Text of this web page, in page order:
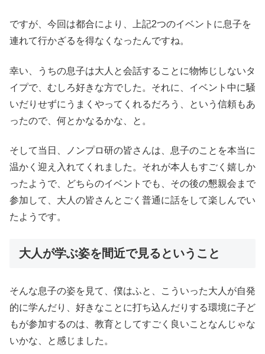
ですが、今回は都合により、上記2つのイベントに息子を
連れて行かざるを得なくなったんですね。
幸い、うちの息子は大人と会話することに物怖じしないタ
イプで、むしろ好きな方でした。それに、イベント中に騒
いだりせずにうまくやってくれるだろう、という信頼もあ
ったので、何とかなるかな、と。
そして当日、ノンプロ研の皆さんは、息子のことを本当に
温かく迎え入れてくれました。それが本人もすごく嬉しか
ったようで、どちらのイベントでも、その後の懇親会まで
参加して、大人の皆さんとごく普通に話をして楽しんでい
たようです。
大人が学ぶ姿を間近で見るということ
そんな息子の姿を見て、僕はふと、こういった⼤⼈が自発
的に学んだり、好きなことに打ち込んだりする環境に⼦ど
もが参加するのは、教育としてすごく良いことなんじゃな
いかな、と感じました。